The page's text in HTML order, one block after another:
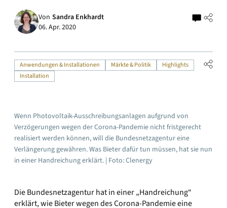
Von Sandra Enkhardt
06. Apr. 2020
Anwendungen & Installationen Märkte & Politik
Highlights
Installation
Wenn Photovoltaik-Ausschreibungsanlagen aufgrund von
Verzögerungen wegen der Corona-Pandemie nicht fristgerecht
realisiert werden können, will die Bundesnetzagentur eine
Verlängerung gewähren. Was Bieter dafür tun müssen, hat sie nun
in einer Handreichung erklärt. | Foto: Clenergy
Die Bundesnetzagentur hat in einer „Handreichung“
erklärt, wie Bieter wegen des Corona-Pandemie eine